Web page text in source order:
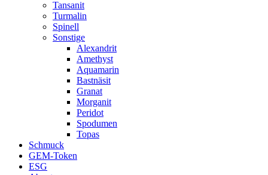
Tansanit
Turmalin
Spinell
Sonstige
Alexandrit
Amethyst
Aquamarin
Bastnäsit
Granat
Morganit
Peridot
Spodumen
Topas
Schmuck
GEM-Token
ESG